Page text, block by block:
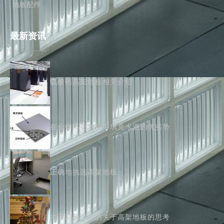
地板配件
最新资讯
硫酸钙高架地板相关介绍
在全钢高架地板中填充水泥的优劣势
正确地挑选高架地板
由圣诞树引发的关于高架地板的思考